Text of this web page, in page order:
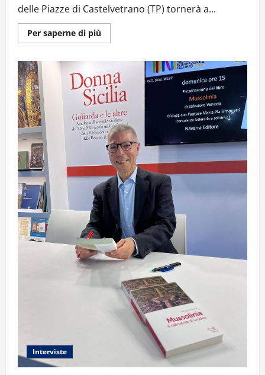
delle Piazze di Castelvetrano (TP) tornerà a...
Per saperne di piùUlteriori
informazioni
LORO
2026
–
MUSICHE
E
VOCI
PER
LE
VITTIME
DI
MAFIA
Interviste